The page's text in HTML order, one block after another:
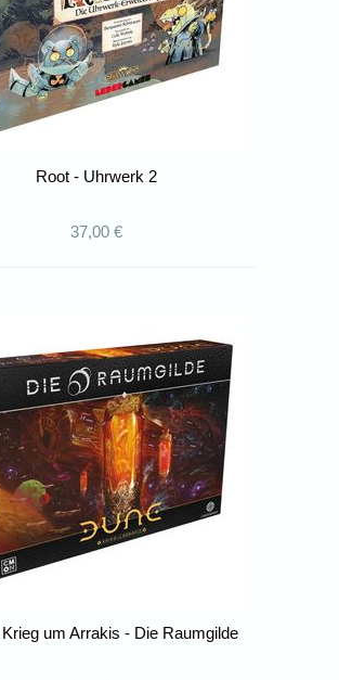
Root - Uhrwerk 2
37,00 €
um Arrakis - Die Raumgilde